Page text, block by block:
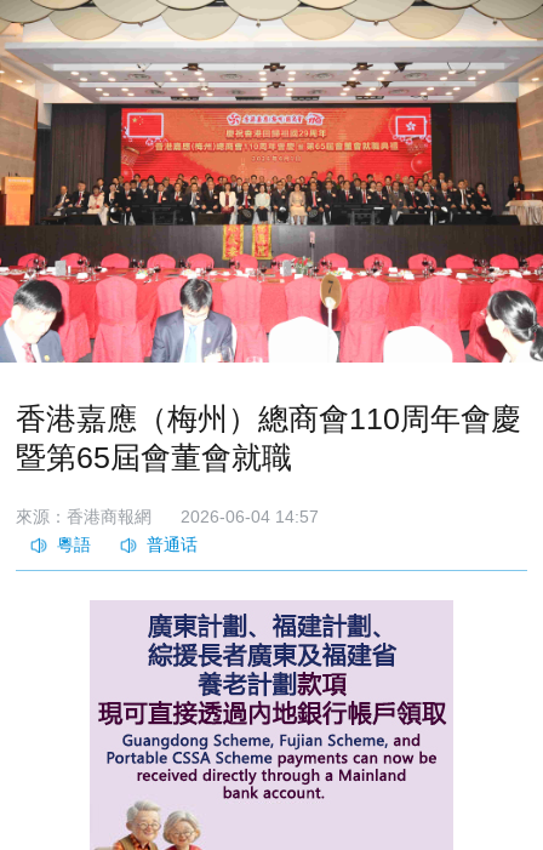
香港嘉應（梅州）總商會110周年會慶
暨第65屆會董會就職
來源：香港商報網 2026-06-04 14:57